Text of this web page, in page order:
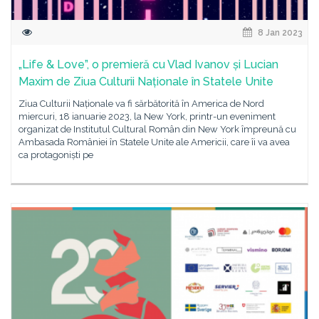
8 Jan 2023
„Life & Love”, o premieră cu Vlad Ivanov și Lucian
Maxim de Ziua Culturii Naționale în Statele Unite
Ziua Culturii Naționale va fi sărbătorită în America de Nord
miercuri, 18 ianuarie 2023, la New York, printr-un eveniment
organizat de Institutul Cultural Român din New York împreună cu
Ambasada României în Statele Unite ale Americii, care îi va avea
ca protagoniști pe